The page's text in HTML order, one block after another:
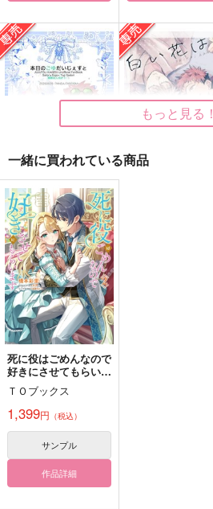
good ohortunity!
眉間地帯
550円 （税込）
竹谷八左ヱ門
サンプル
作品詳細
うちのかわいい子虎ち
ゃん3
ゴビョウ
円（税込）
サンプル
カート
本日のごゆだいじぇす
と
パンダファシズム
専売 220円（税込）
呪術廻戦
五条悟×虎杖悠仁
サンプル
カート
もっと見る！
一緒に買われている商品
死に役はごめんなので
好きにさせてもらいま
す 2
ＴＯブックス
1,399円 （税込）
サンプル
作品詳細